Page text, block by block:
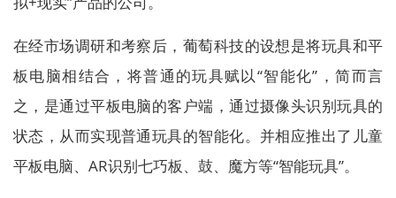
在经市场调研和考察后，葡萄科技的设想是将玩具和平
板电脑相结合，将普通的玩具赋以“智能化”，简而言
之，是通过平板电脑的客户端，通过摄像头识别玩具的
状态，从而实现普通玩具的智能化。并相应推出了儿童
平板电脑、AR识别七巧板、鼓、魔方等“智能玩具”。